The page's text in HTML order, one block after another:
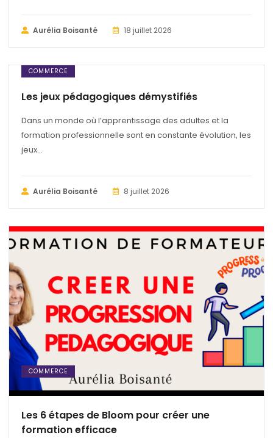
Aurélia Boisanté 18 juillet 2026
COMMERCE
Les jeux pédagogiques démystifiés
Dans un monde où l’apprentissage des adultes et la
formation professionnelle sont en constante évolution, les
jeux...
Aurélia Boisanté 8 juillet 2026
COMMERCE
Les 6 étapes de Bloom pour créer une
formation efficace